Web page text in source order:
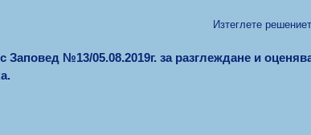
Изтеглете
№13/05.08.2019г. за разглеждане и